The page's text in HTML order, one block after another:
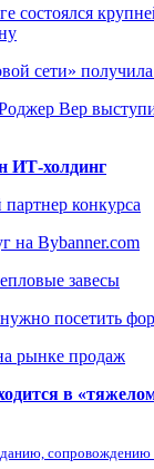
состоялся
сети»
Вер
ИТ-холдинг
конкурса
на Bybanner.com
завесы
посетить
рынке продаж
в